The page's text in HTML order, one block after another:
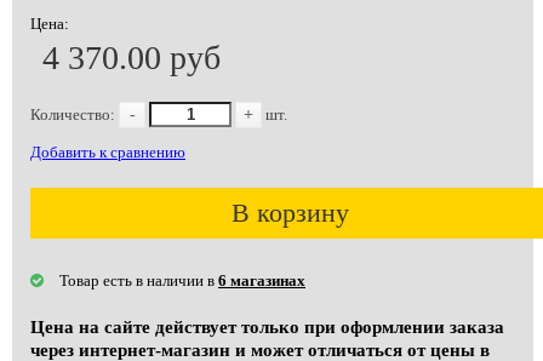
Цена:
4 370.00 руб
Количество: - + шт.
Добавить к сравнению
В корзину
Товар есть в наличии в 6 магазинах
Цена на сайте действует только при оформлении заказа
через интернет-магазин и может отличаться от цены в